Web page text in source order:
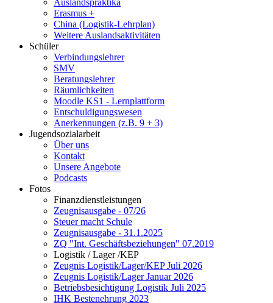
Auslandspraktika
Erasmus +
China (Logistik-Lehrplan)
Weitere Auslandsaktivitäten
Schüler
Verbindungslehrer
SMV
Beratungslehrer
Räumlichkeiten
Moodle KS1 - Lernplattform
Entschuldigungswesen
Anerkennungen (z.B. 9 + 3)
Jugendsozialarbeit
Über uns
Kontakt
Unsere Angebote
Podcasts
Fotos
Finanzdienstleistungen
Zeugnisausgabe - 07/26
Steuer macht Schule
Zeugnisausgabe - 31.1.2025
ZQ "Int. Geschäftsbeziehungen" 07.2019
Logistik / Lager /KEP
Zeugnis Logistik/Lager/KEP Juli 2026
Zeugnis Logistik/Lager Januar 2026
Betriebsbesichtigung Logistik Juli 2025
IHK Bestenehrung 2023